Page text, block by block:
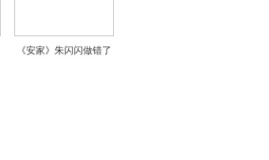
《安家》朱闪闪做错了